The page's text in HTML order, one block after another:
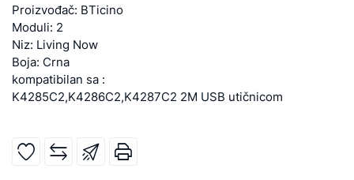
Proizvođač: BTicino
Moduli: 2
Niz: Living Now
Boja: Crna
kompatibilan sa :
K4285C2,K4286C2,K4287C2 2M USB utičnicom